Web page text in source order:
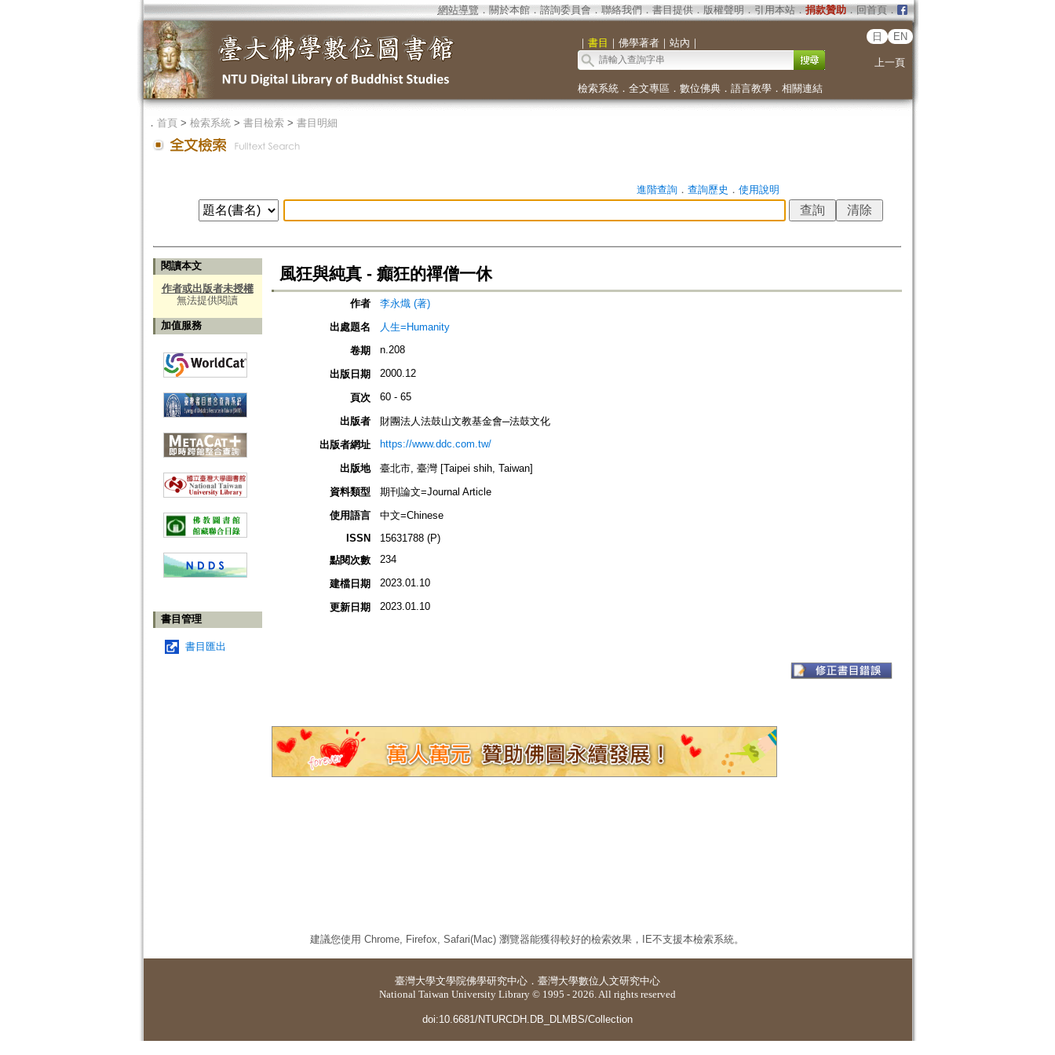
網站導覽 ． 關於本館． 諮詢委員會． 聯絡我們 ． 書目提供． 版權聲明 ． 引用本站． 捐款贊助．回首頁．
｜ 書目 ｜ 佛學著者｜ 站內 ｜
日 EN
上一頁
檢索系統． 全文專區 ． 數位佛典． 語言教學． 相關連結
． 首頁> 檢索系統> 書目檢索> 書目明細
進階查詢． 查詢歷史 ． 使用說明
閱讀本文
作者或出版者未授權
無法提供閱讀
加值服務
書目管理
書目匯出
風狂與純真 - 癲狂的禪僧一休
作者
李永熾 (著)
出處題名
人生=Humanity
卷期
n.208
出版日期 2000.12
頁次 60 - 65
出版者
財團法人法鼓山文教基金會─法鼓文化
出版者網址
https://www.ddc.com.tw/
出版地
臺北市, 臺灣 [Taipei shih, Taiwan]
資料類型
期刊論文=Journal Article
使用語言
中文=Chinese
ISSN
15631788 (P)
點閱次數
234
建檔日期 2023.01.10
更新日期 2023.01.10
建議您使用 Chrome, Firefox, Safari(Mac) 瀏覽器能獲得較好的檢索效果，IE不支援本檢索系統。
臺灣大學文學院佛學研究中心 ． 臺灣大學數位人文研究中心
National Taiwan University Library © 1995 - 2026. All rights reserved
doi:10.6681/NTURCDH.DB_DLMBS/Collection